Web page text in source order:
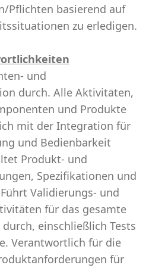
Pflichten basierend auf
zu erledigen.
und
durch. Alle Aktivitäten,
und Produkte
mit der Integration für
und Bedienbarkeit
Produkt- und
Spezifikationen und
Validierungs- und
für das gesamte
einschließlich Tests
Verantwortlich für die
für